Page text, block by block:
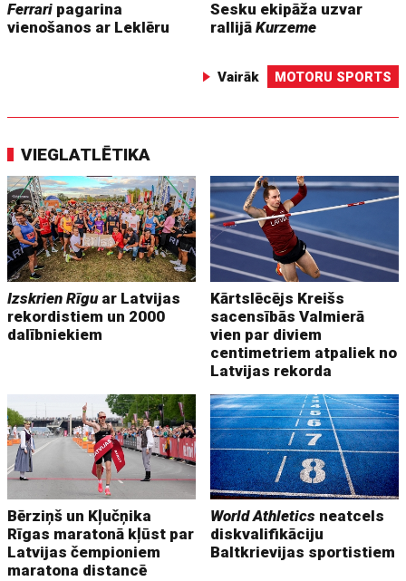
Ferrari pagarina
vienošanos ar Leklēru
Sesku ekipāža uzvar
rallijāKurzeme
Vairāk MOTORU SPORTS
VIEGLATLĒTIKA
Izskrien Rīguar Latvijas
rekordistiem un 2000
dalībniekiem
Kārtslēcējs Kreišs
sacensībās Valmierā
vien par diviem
centimetriem atpaliek no
Latvijas rekorda
Bērziņš un Kļučņika
Rīgas maratonā kļūst par
Latvijas čempioniem
maratona distancē
World Athletics neatcels
diskvalifikāciju
Baltkrievijas sportistiem